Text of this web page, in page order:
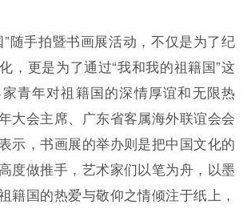
随手拍暨书画展活动，不仅是为了纪
，更是为了通过“我和我的祖籍国”这
青年对祖籍国的深情厚谊和无限热
大会主席、广东省客属海外联谊会会
示，书画展的举办则是把中国文化的
度做推手，艺术家们以笔为舟，以墨
籍国的热爱与敬仰之情倾注于纸上，